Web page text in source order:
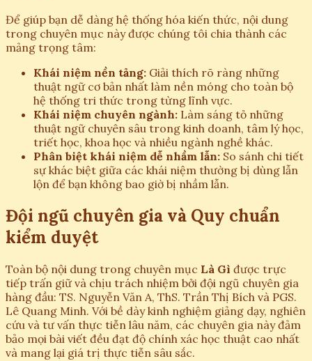
Để giúp bạn dễ dàng hệ thống hóa kiến thức, nội dung
trong chuyên mục này được chúng tôi chia thành các
mảng trọng tâm:
Khái niệm nền tảng: Giải thích rõ ràng những
thuật ngữ cơ bản nhất làm nền móng cho toàn bộ
hệ thống tri thức trong từng lĩnh vực.
Khái niệm chuyên ngành: Làm sáng tỏ những
thuật ngữ chuyên sâu trong kinh doanh, tâm lý học,
triết học, khoa học và nhiều ngành nghề khác.
Phân biệt khái niệm dễ nhầm lẫn: So sánh chi tiết
sự khác biệt giữa các khái niệm thường bị dùng lẫn
lộn để bạn không bao giờ bị nhầm lẫn.
Đội ngũ chuyên gia và Quy chuẩn
kiểm duyệt
Toàn bộ nội dung trong chuyên mục Là Gì được trực
tiếp trấn giữ và chịu trách nhiệm bởi đội ngũ chuyên gia
hàng đầu: TS. Nguyễn Văn A, ThS. Trần Thị Bích và PGS.
Lê Quang Minh. Với bề dày kinh nghiệm giảng dạy, nghiên
cứu và tư vấn thực tiễn lâu năm, các chuyên gia này đảm
bảo mọi bài viết đều đạt độ chính xác học thuật cao nhất
và mang lại giá trị thực tiễn sâu sắc.